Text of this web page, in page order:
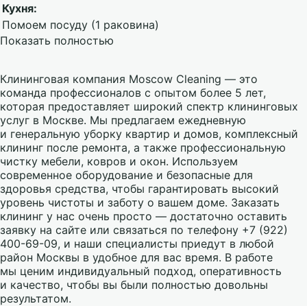
Кухня:
Помоем посуду (1 раковина)
Показать полностью
Клининговая компания Moscow Cleaning — это
команда профессионалов с опытом более 5 лет,
которая предоставляет широкий спектр клининговых
услуг в Москве. Мы предлагаем ежедневную
и генеральную уборку квартир и домов, комплексный
клининг после ремонта, а также профессиональную
чистку мебели, ковров и окон. Используем
современное оборудование и безопасные для
здоровья средства, чтобы гарантировать высокий
уровень чистоты и заботу о вашем доме. Заказать
клининг у нас очень просто — достаточно оставить
заявку на сайте или связаться по телефону +7 (922)
400-69-09, и наши специалисты приедут в любой
район Москвы в удобное для вас время. В работе
мы ценим индивидуальный подход, оперативность
и качество, чтобы вы были полностью довольны
результатом.